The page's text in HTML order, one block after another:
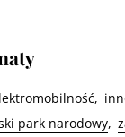
park narodowy